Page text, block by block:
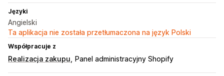
Języki
Angielski
Ta aplikacja nie została przetłumaczona na język Polski
Współpracuje z
Realizacja zakupu Panel administracyjny Shopify